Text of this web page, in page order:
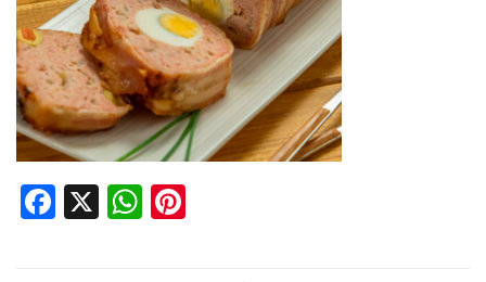
Facebook
X WhatsApp